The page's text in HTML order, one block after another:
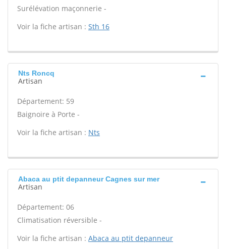
Surélévation maçonnerie -
Voir la fiche artisan : Sth 16
Nts Roncq
Artisan
Département: 59
Baignoire à Porte -
Voir la fiche artisan : Nts
Abaca au ptit depanneur Cagnes sur mer
Artisan
Département: 06
Climatisation réversible -
Voir la fiche artisan : Abaca au ptit depanneur